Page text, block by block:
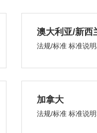
澳大利亚/新西
法规/标准 标准说
加拿大
法规/标准 标准说